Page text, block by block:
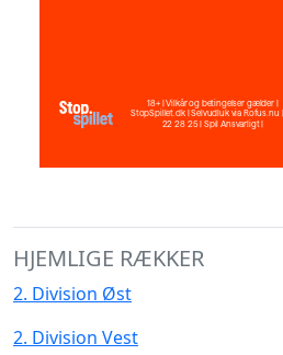
HJEMLIGE RÆKKER
2. Division Øst
2. Division Vest